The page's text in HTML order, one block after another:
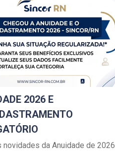
2026 E
novidades da Anuidade de 2026